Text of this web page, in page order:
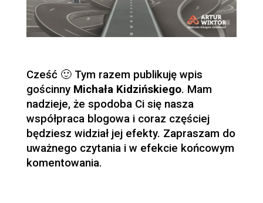
Cześć 🙂 Tym razem publikuję wpis
gościnny Michała Kidzińskiego. Mam
nadzieje, że spodoba Ci się nasza
współpraca blogowa i coraz częściej
będziesz widział jej efekty. Zapraszam do
uważnego czytania i w efekcie końcowym
komentowania.